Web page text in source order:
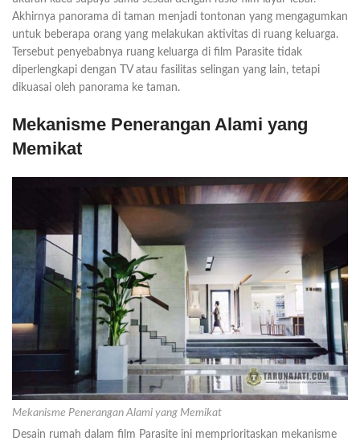
Akhirnya panorama di taman menjadi tontonan yang mengagumkan
untuk beberapa orang yang melakukan aktivitas di ruang keluarga.
Tersebut penyebabnya ruang keluarga di film Parasite tidak
diperlengkapi dengan TV atau fasilitas selingan yang lain, tetapi
dikuasai oleh panorama ke taman.
Mekanisme Penerangan Alami yang
Memikat
Mekanisme Penerangan Alami yang Memikat
Desain rumah dalam film Parasite ini memprioritaskan mekanisme